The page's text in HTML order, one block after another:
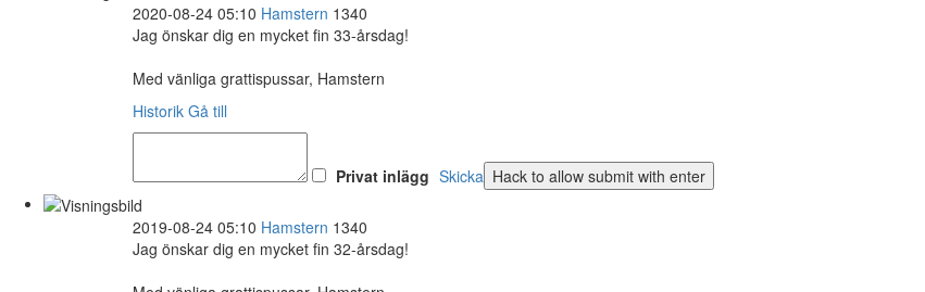
2020-08-24 05:10 Hamstern 1340
Jag önskar dig en mycket fin 33-årsdag!
Med vänliga grattispussar, Hamstern
Historik Gå till
Privat inlägg Skicka
2019-08-24 05:10 Hamstern 1340
Jag önskar dig en mycket fin 32-årsdag!